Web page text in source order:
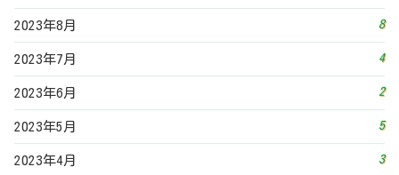
2023年8月 8
2023年7月 4
2023年6月 2
2023年5月 5
2023年4月 3